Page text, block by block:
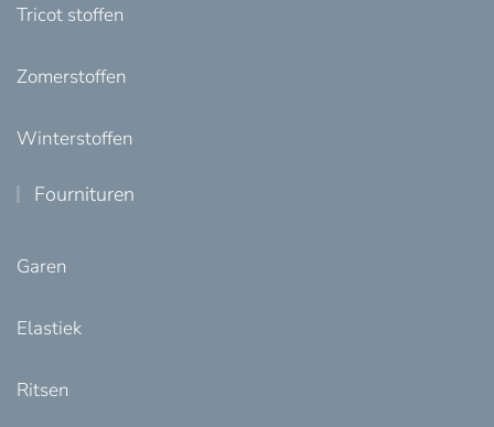
Tricot stoffen
Zomerstoffen
Winterstoffen
Fournituren
Garen
Elastiek
Ritsen